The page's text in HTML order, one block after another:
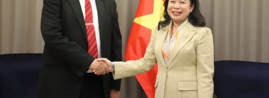
KHOA HỌC - CÔNG NGHỆ